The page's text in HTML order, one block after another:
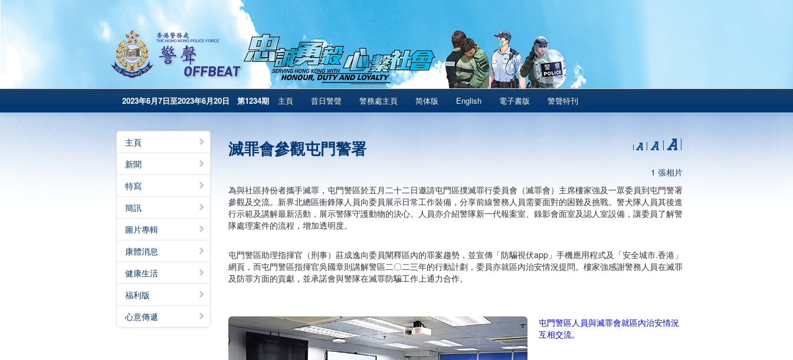
2023年6月7日至2023年6月20日 第1234期 主頁 昔日警聲 警務處主頁 简体版 English 電子書版 警聲特刊
主頁
新聞
特寫
簡訊
圖片專輯
康體消息
健康生活
福利版
心意傳遞
滅罪會參觀屯門警署
1 張相片
為與社區持份者攜手滅罪，屯門警區於五月二十二日邀請屯門區撲滅罪行委員會（滅罪會）主席樓家強及一眾委員到屯門警署
參觀及交流。新界北總區衝鋒隊人員向委員展示日常工作裝備，分享前線警務人員需要面對的困難及挑戰。警犬隊人員其後進
行示範及講解最新活動，展示警隊守護動物的決心。人員亦介紹警隊新一代報案室、錄影會面室及認人室設備，讓委員了解警
隊處理案件的流程，增加透明度。
屯門警區助理指揮官（刑事）莊成逸向委員闡釋區內的罪案趨勢，並宣傳「防騙視伏app」手機應用程式及「安全城市.香港」
網頁，而屯門警區指揮官吳國章則講解警區二〇二三年的行動計劃，委員亦就區內治安情況提問。樓家強感謝警務人員在滅罪
及防罪方面的貢獻，並承諾會與警隊在滅罪防騙工作上通力合作。
屯門警區人員與滅罪會就區內治安情況
互相交流。